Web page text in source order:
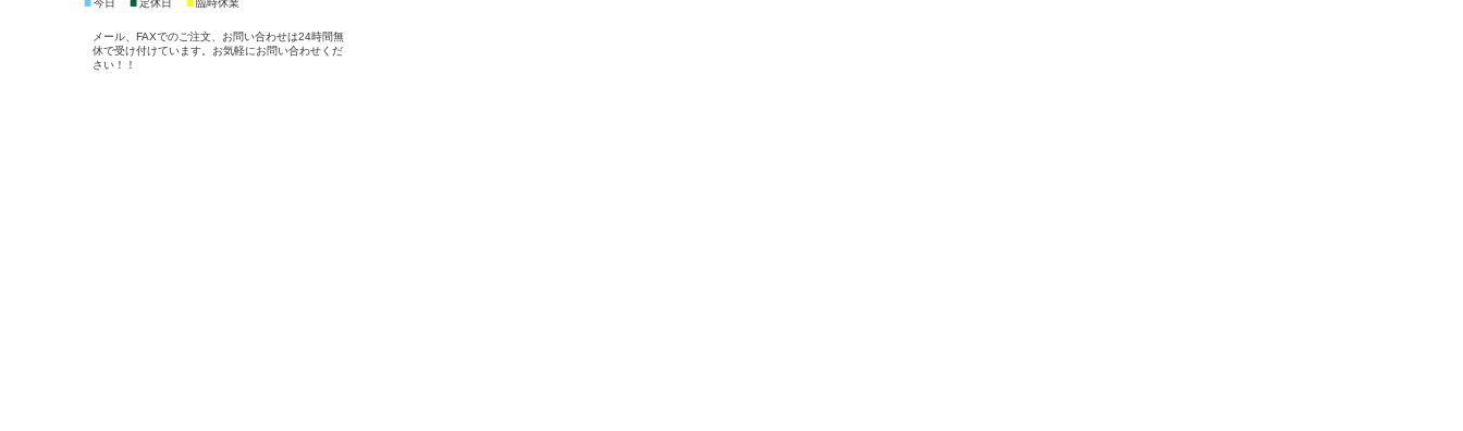
■今日 ■定休日 ■臨時休業
メール、FAXでのご注文、お問い合わせは24時間無
休で受け付けています。お気軽にお問い合わせくだ
さい！！